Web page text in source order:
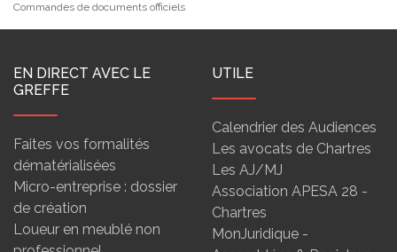
Commandes de documents officiels
EN DIRECT AVEC LE
GREFFE
Faites vos formalités
dématérialisées
Micro-entreprise : dossier
de création
Loueur en meublé non
UTILE
Calendrier des Audiences
Les avocats de Chartres
Les AJ/MJ
Association APESA 28 -
Chartres
MonJuridique -